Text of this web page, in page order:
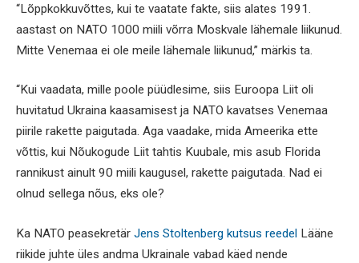
“Lõppkokkuvõttes, kui te vaatate fakte, siis alates 1991.
aastast on NATO 1000 miili võrra Moskvale lähemale liikunud.
Mitte Venemaa ei ole meile lähemale liikunud,” märkis ta.
“Kui vaadata, mille poole püüdlesime, siis Euroopa Liit oli
huvitatud Ukraina kaasamisest ja NATO kavatses Venemaa
piirile rakette paigutada. Aga vaadake, mida Ameerika ette
võttis, kui Nõukogude Liit tahtis Kuubale, mis asub Florida
rannikust ainult 90 miili kaugusel, rakette paigutada. Nad ei
olnud sellega nõus, eks ole?
Ka NATO peasekretär Jens Stoltenberg kutsus reedel Lääne
riikide juhte üles andma Ukrainale vabad käed nende